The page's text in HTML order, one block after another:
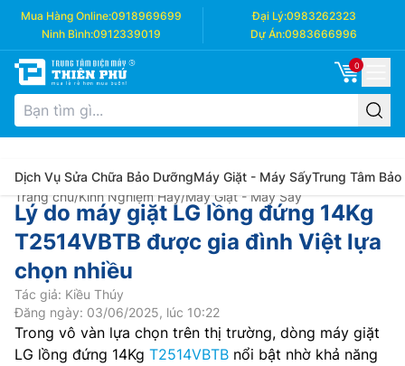
Mua Hàng Online:0918969699 Đại Lý:0983262323
Ninh Bình:0912339019 Dự Án:0983666996
0
Dịch Vụ Sửa Chữa Bảo DưỡngMáy Giặt - Máy SấyTrung Tâm Bảo
Trang chủ/Kinh Nghiệm Hay/Máy Giặt - Máy Sấy
Lý do máy giặt LG lồng đứng 14Kg
T2514VBTB được gia đình Việt lựa
chọn nhiều
Tác giả: Kiều Thúy
Đăng ngày: 03/06/2025, lúc 10:22
Trong vô vàn lựa chọn trên thị trường, dòng máy giặt
LG lồng đứng 14Kg T2514VBTB nổi bật nhờ khả năng